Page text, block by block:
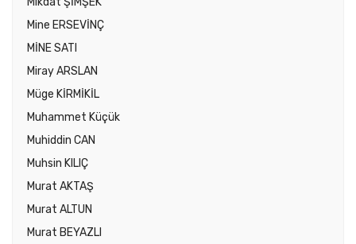
Mine ERSEVİNÇ
MİNE SATI
Miray ARSLAN
Müge KİRMİKİL
Muhammet Küçük
Muhiddin CAN
Muhsin KILIÇ
Murat AKTAŞ
Murat ALTUN
Murat BEYAZLI